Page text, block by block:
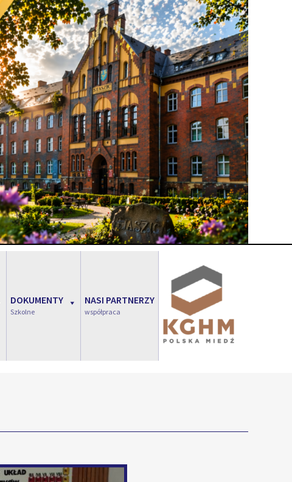
DOKUMENTY
Szkolne
NASI PARTNERZY
współpraca